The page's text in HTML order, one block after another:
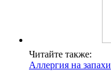
Читайте также:
Аллергия на запахи